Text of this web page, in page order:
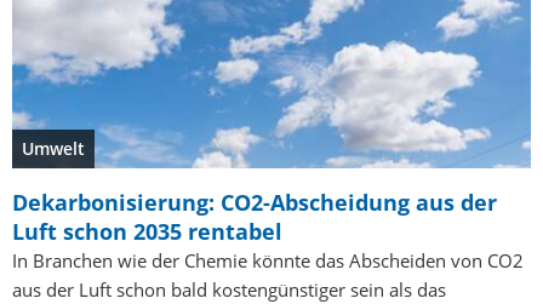
Umwelt
Dekarbonisierung: CO2-Abscheidung aus der
Luft schon 2035 rentabel
In Branchen wie der Chemie könnte das Abscheiden von CO2
aus der Luft schon bald kostengünstiger sein als das